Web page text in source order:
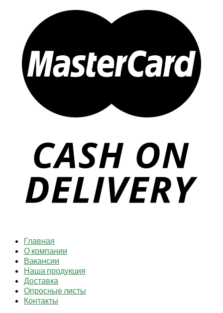
Главная
О компании
Вакансии
Наша продукция
Доставка
Опросные листы
Контакты